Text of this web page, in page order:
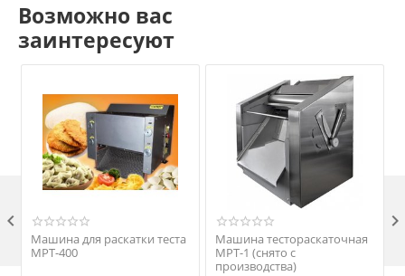
Возможно вас
заинтересуют
Машина для раскатки теста
МРТ-400
Машина тестораскаточная
МРТ-1 (снято с
производства)
 